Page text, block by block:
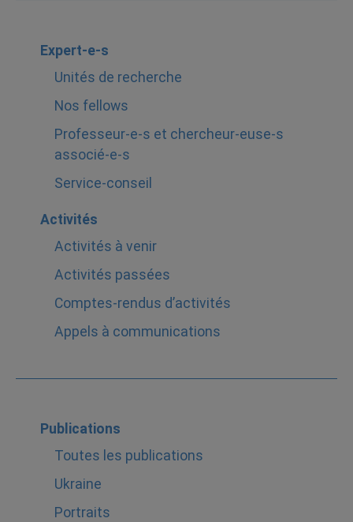
Expert-e-s
Unités de recherche
Nos fellows
Professeur-e-s et chercheur-euse-s
associé-e-s
Service-conseil
Activités
Activités à venir
Activités passées
Comptes-rendus d’activités
Appels à communications
Publications
Toutes les publications
Ukraine
Portraits